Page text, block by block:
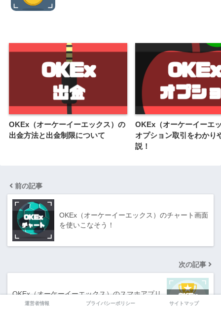
OKEx（オーケーイーエックス）の
出金方法と出金制限について
OKEx（オーケーイーエ
オプション取引をわかり
説！
前の記事
OKEx（オーケーイーエックス）のチャート画面
を使いこなそう！
次の記事
OKEx（オーケーイーエックス）のスマホアプリ
を徹底解説！
運営者情報 プライバシーポリシー サイトマップ